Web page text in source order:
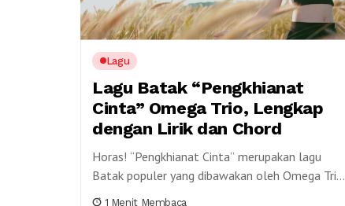
Lagu
Lagu Batak “Pengkhianat
Cinta” Omega Trio, Lengkap
dengan Lirik dan Chord
Horas! “Pengkhianat Cinta” merupakan lagu
Batak populer yang dibawakan oleh Omega Trio.
Lagu ini menggambarkan kepedihan hati
1 Menit Membaca